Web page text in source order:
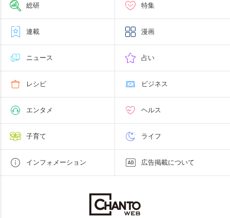
総研 特集
連載 漫画
ニュース 占い
レシピ ビジネス
エンタメ ヘルス
子育て ライフ
インフォメーション 広告掲載について